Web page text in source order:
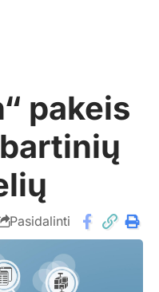
pakeis
Pasidalinti